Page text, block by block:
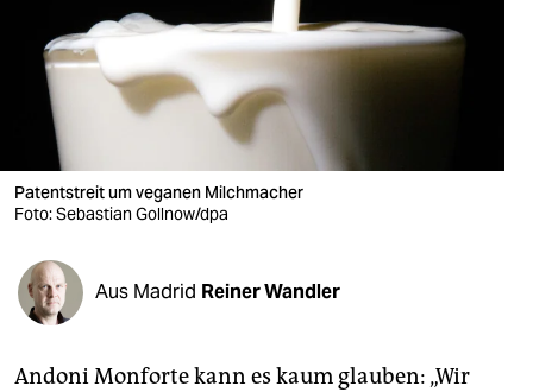
wahrheit
verlag
verlag
veranstaltungen
shop
fragen & hilfe
unterstützen
Patentstreit um veganen Milchmacher
Foto: Sebastian Gollnow/dpa
Aus Madrid Reiner Wandler
Andoni Monforte kann es kaum glauben: „Wir